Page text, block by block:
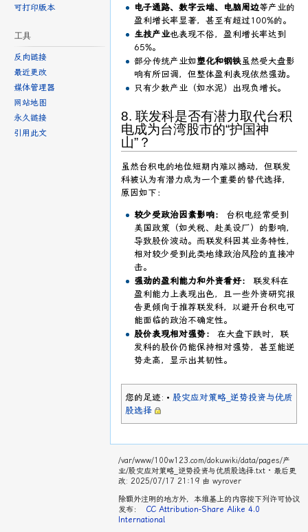
电子通路、数字云端、电脑周边等产业的
盈利增长率显著，甚至有超过100%的。
生技产业也表现不俗，盈利增长率达到
65%。
部分传统产业如塑化和钢铁虽然受大盘影
响有所回调，但整体盈利表现依然强劲。
只有少数产业（如水泥）出现负增长。
8. 联发科是否有潜力取代台积
电成为台湾股市的“护国神
山”？
虽然台积电的地位短期内难以撼动，但联发
科被认为有潜力成为一个重要的替代选择，
原因如下：
较少受政治因素影响：
台积电经常受到
美国政策（如关税、赴美设厂）的影响，
导致股价波动。而联发科因其业务特性，
相对较少受到此类地缘政治风险的直接冲
击。
强劲的盈利能力和外资看好：
联发科在
盈利能力上表现出色，且一些外资研究报
告更倾向于推荐联发科，以避开台积电可
能面临的政治不确定性。
股价表现相对强势：
在大盘下跌时，联
发科的股价仍能保持相对强势，甚至能逆
势走高，显示出其韧性。
您的足迹: • 股灾应对策略_逆势投资与优质
股选择
可打印版本
工具
反向链接
最近更改
媒体管理器
网站地图
永久链接
引用此文
/var/www/100w123.com/dokuwiki/data/pages/产
业/股灾应对策略_逆势投资与优质股选择.txt · 最后更
改: 2025/07/17 21:19 由 wyrover
除额外注明的地方外，本维基上的内容按下列许可协议
发布：
CC Attribution-Share Alike 4.0
International